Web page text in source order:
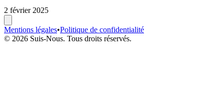
2 février 2025
Mentions légales•Politique de confidentialité
© 2026 Suis-Nous. Tous droits réservés.